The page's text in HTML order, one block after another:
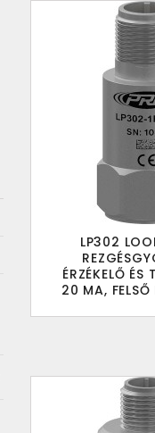
LP302
ÉRZÉKELŐ
20 MA, FELSŐ